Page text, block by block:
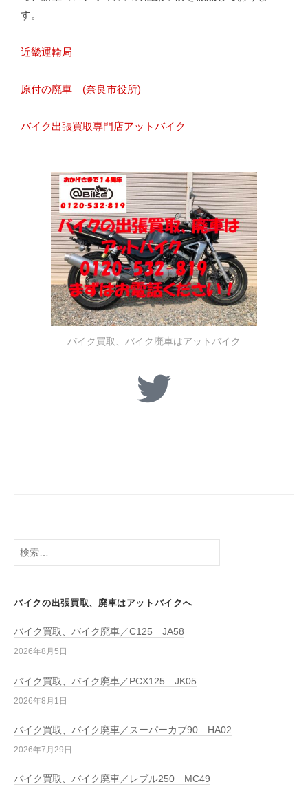
す。
近畿運輸局
原付の廃車 (奈良市役所)
バイク出張買取専門店アットバイク
バイク買取、バイク廃車はアットバイク
バイクの出張買取、廃車はアットバイクへ
バイク買取、バイク廃車／C125 JA58
2026年8月5日
バイク買取、バイク廃車／PCX125 JK05
2026年8月1日
バイク買取、バイク廃車／スーパーカブ90 HA02
2026年7月29日
バイク買取、バイク廃車／レブル250 MC49